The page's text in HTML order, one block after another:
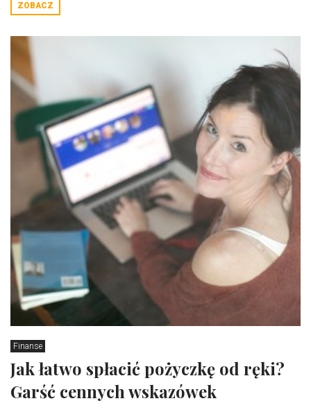
ZOBACZ
Finanse
Jak łatwo spłacić pożyczkę od ręki?
Garść cennych wskazówek